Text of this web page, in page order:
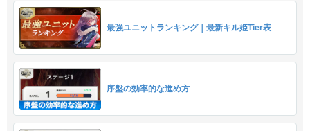
最強ユニットランキング｜最新キル姫Tier表
序盤の効率的な進め方